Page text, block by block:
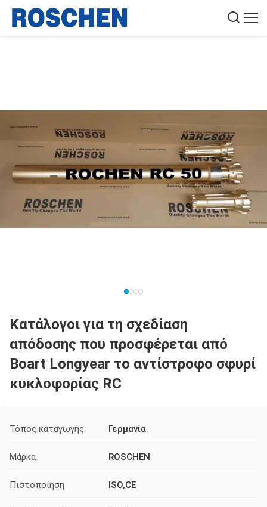
Κατάλογοι για τη σχεδίαση
απόδοσης που προσφέρεται από
Boart Longyear το αντίστροφο σφυρί
κυκλοφορίας RC
Τόπος καταγωγής Γερμανία
Μάρκα ROSCHEN
Πιστοποίηση ISO,CE